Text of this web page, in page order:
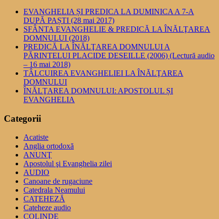
EVANGHELIA ȘI PREDICA LA DUMINICA A 7-A
DUPĂ PAȘTI (28 mai 2017)
SFÂNTA EVANGHELIE & PREDICĂ LA ÎNĂLŢAREA
DOMNULUI (2018)
PREDICĂ LA ÎNĂLŢAREA DOMNULUI A
PĂRINTELUI PLACIDE DESEILLE (2006) (Lectură audio
– 16 mai 2018)
TÂLCUIREA EVANGHELIEI LA ÎNĂLŢAREA
DOMNULUI
ÎNĂLŢAREA DOMNULUI: APOSTOLUL ȘI
EVANGHELIA
Categorii
Acatiste
Anglia ortodoxă
ANUNŢ
Apostolul şi Evanghelia zilei
AUDIO
Canoane de rugaciune
Catedrala Neamului
CATEHEZĂ
Cateheze audio
COLINDE